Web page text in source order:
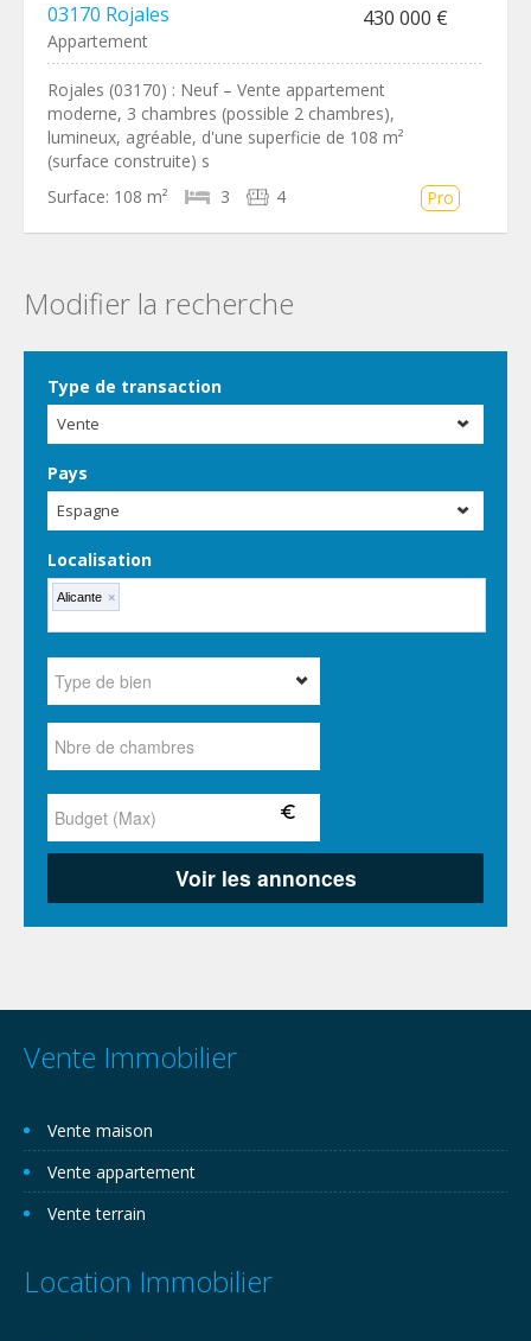
03170 Rojales 430 000 €
Appartement
Rojales (03170) : Neuf – Vente appartement
moderne, 3 chambres (possible 2 chambres),
lumineux, agréable, d'une superficie de 108 m²
(surface construite) s
Surface: 108 m² 3 4 Pro
Modifier la recherche
Type de transaction
Vente
Pays
Espagne
Localisation
Alicante ×
Vente Immobilier
Vente maison
Vente appartement
Vente terrain
Location Immobilier